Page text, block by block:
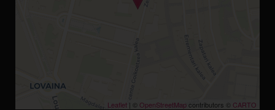
Leaflet | © OpenStreetMapcontributors © CARTO